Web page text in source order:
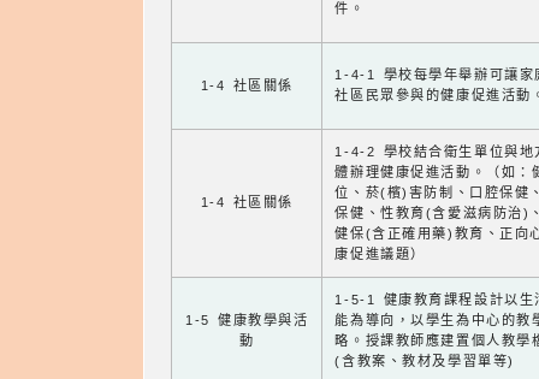
件。
1-4 社區關係
1-4-1 學校每學年舉辦可讓家
社區民眾參與的健康促進活動
1-4 社區關係
1-4-2 學校結合衛生單位與地
體辦理健康促進活動。（如：
位、菸(檳)害防制、口腔保健
保健、性教育(含愛滋病防治)
健保(含正確用藥)教育、正向
康促進議題）
1-5 健康教學與活
動
1-5-1 健康教育課程設計以生
能為導向，以學生為中心的教
略。授課教師應建置個人教學
(含教案、教材及學習單等)